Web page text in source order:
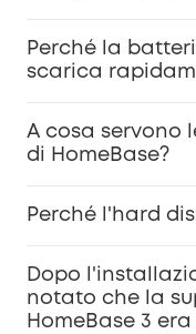
Perché la
scarica
A cosa servono
di HomeBase?
Perché l'hard
Dopo
notato che la
HomeBase 3